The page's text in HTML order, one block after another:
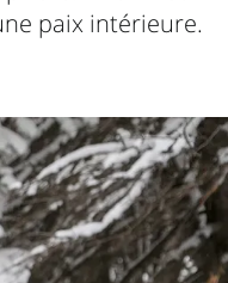
paix intérieure.